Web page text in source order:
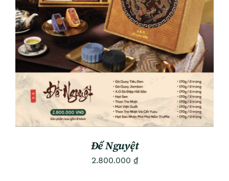
ADD TO CART
/
DETAILS
Đế Nguyệt
2.800.000 ₫